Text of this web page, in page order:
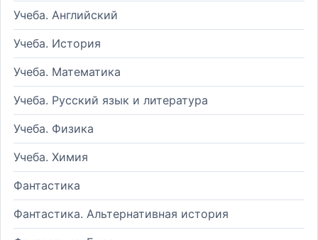
Учеба. Английский
Учеба. История
Учеба. Математика
Учеба. Русский язык и литература
Учеба. Физика
Учеба. Химия
Фантастика
Фантастика. Альтернативная история